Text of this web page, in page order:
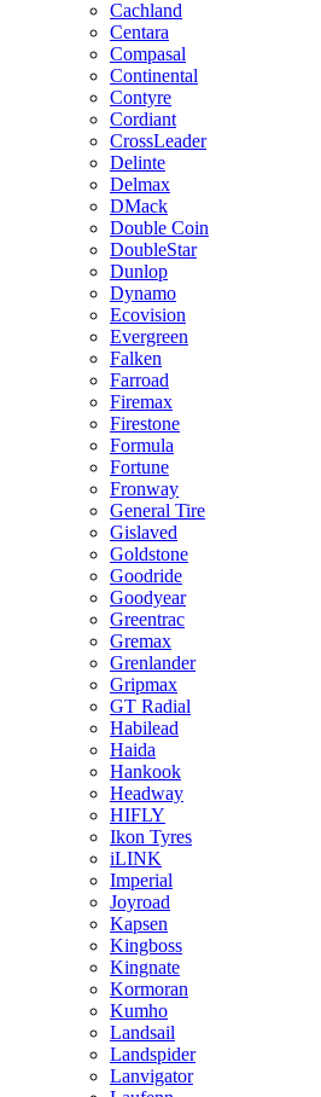
Cachland
Centara
Compasal
Continental
Contyre
Cordiant
CrossLeader
Delinte
Delmax
DMack
Double Coin
DoubleStar
Dunlop
Dynamo
Ecovision
Evergreen
Falken
Farroad
Firemax
Firestone
Formula
Fortune
Fronway
General Tire
Gislaved
Goldstone
Goodride
Goodyear
Greentrac
Gremax
Grenlander
Gripmax
GT Radial
Habilead
Haida
Hankook
Headway
HIFLY
Ikon Tyres
iLINK
Imperial
Joyroad
Kapsen
Kingboss
Kingnate
Kormoran
Kumho
Landsail
Landspider
Lanvigator